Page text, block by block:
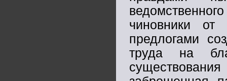
чиновники от
предлогами
труда на